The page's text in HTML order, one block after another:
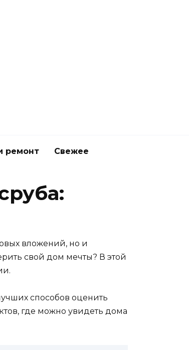
ремонт Свежее
вложений, но и
свой дом мечты? В этой
способов оценить
где можно увидеть дома